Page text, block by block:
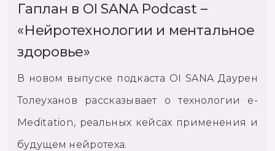
Гаплан в OI SANA Podcast –
«Нейротехнологии и ментальное
здоровье»
В новом выпуске подкаста OI SANA Даурен
Толеуханов рассказывает о технологии e-
Meditation, реальных кейсах применения и
будущем нейротеха.